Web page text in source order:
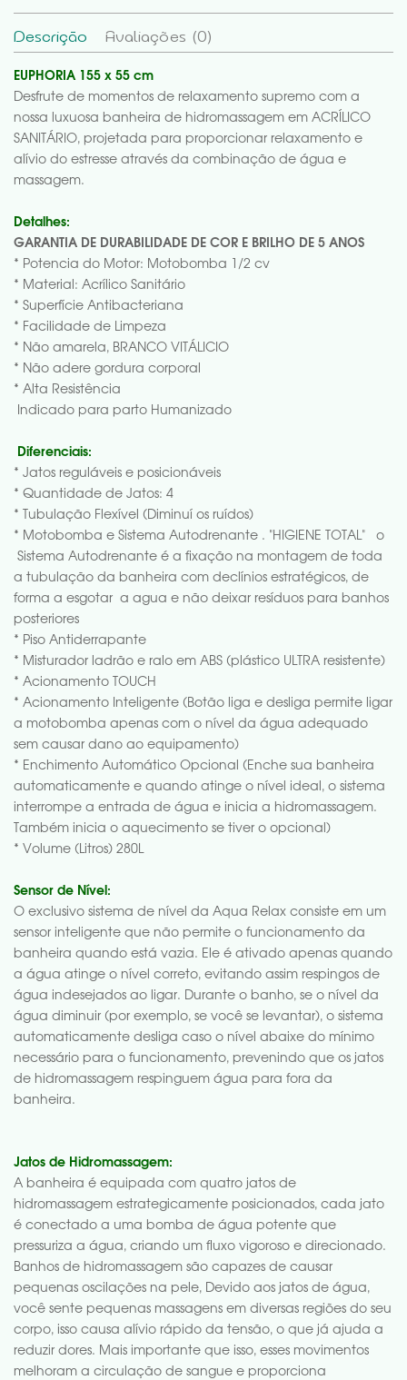
Descrição Avaliações (0)
EUPHORIA 155 x 55 cm
Desfrute de momentos de relaxamento supremo com a
nossa luxuosa banheira de hidromassagem em ACRÍLICO
SANITÁRIO, projetada para proporcionar relaxamento e
alívio do estresse através da combinação de água e
massagem.
Detalhes:
GARANTIA DE DURABILIDADE DE COR E BRILHO DE 5 ANOS
* Potencia do Motor: Motobomba 1/2 cv
* Material: Acrílico Sanitário
* Superfície Antibacteriana
* Facilidade de Limpeza
* Não amarela, BRANCO VITÁLICIO
* Não adere gordura corporal
* Alta Resistência
Indicado para parto Humanizado
Diferenciais:
* Jatos reguláveis e posicionáveis
* Quantidade de Jatos: 4
* Tubulação Flexível (Diminuí os ruídos)
* Motobomba e Sistema Autodrenante . "HIGIENE TOTAL" o
Sistema Autodrenante é a fixação na montagem de toda
a tubulação da banheira com declínios estratégicos, de
forma a esgotar a agua e não deixar resíduos para banhos
posteriores
* Piso Antiderrapante
* Misturador ladrão e ralo em ABS (plástico ULTRA resistente)
* Acionamento TOUCH
* Acionamento Inteligente (Botão liga e desliga permite ligar
a motobomba apenas com o nível da água adequado
sem causar dano ao equipamento)
* Enchimento Automático Opcional (Enche sua banheira
automaticamente e quando atinge o nível ideal, o sistema
interrompe a entrada de água e inicia a hidromassagem.
Também inicia o aquecimento se tiver o opcional)
* Volume (Litros) 280L
Sensor de Nível:
O exclusivo sistema de nível da Aqua Relax consiste em um
sensor inteligente que não permite o funcionamento da
banheira quando está vazia. Ele é ativado apenas quando
a água atinge o nível correto, evitando assim respingos de
água indesejados ao ligar. Durante o banho, se o nível da
água diminuir (por exemplo, se você se levantar), o sistema
automaticamente desliga caso o nível abaixe do mínimo
necessário para o funcionamento, prevenindo que os jatos
de hidromassagem respinguem água para fora da
banheira.
Jatos de Hidromassagem:
A banheira é equipada com quatro jatos de
hidromassagem estrategicamente posicionados, cada jato
é conectado a uma bomba de água potente que
pressuriza a água, criando um fluxo vigoroso e direcionado.
Banhos de hidromassagem são capazes de causar
pequenas oscilações na pele, Devido aos jatos de água,
você sente pequenas massagens em diversas regiões do seu
corpo, isso causa alívio rápido da tensão, o que já ajuda a
reduzir dores. Mais importante que isso, esses movimentos
melhoram a circulação de sangue e proporciona